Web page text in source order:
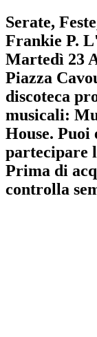
Serate,
Frankie P.
Martedì 23
Piazza
discoteca
musicali:
House. Puoi
partecipare
Prima di
controlla